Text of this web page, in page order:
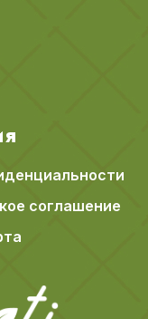
соглашение